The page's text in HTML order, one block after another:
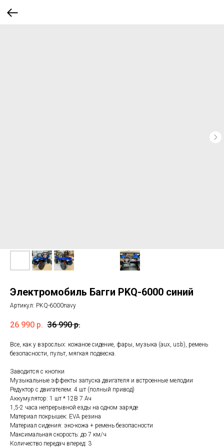
Электромобиль Багги PKQ-6000 синий
Артикул: PKQ-6000navy
26 990 р. 36 990 р.
Все, как у взрослых: кожаное сидение, фары, музыка (aux, usb), ремень
безопасности, пульт, мягкая подвеска.
Заводится с кнопки
Музыкальные эффекты запуска двигателя и встроенные мелодии
Редуктор с двигателем: 4 шт (полный привод)
Аккумулятор: 1 шт * 12В 7 Ач
1,5-2 часа непрерывной езды на одном заряде
Материал покрышек: EVA резина
Материал сидения: эко-кожа + ремень безопасности
Максимальная скорость: до 7 км/ч
Количество передач вперед: 3